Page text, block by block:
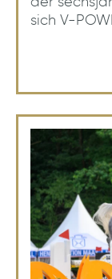
sich V-